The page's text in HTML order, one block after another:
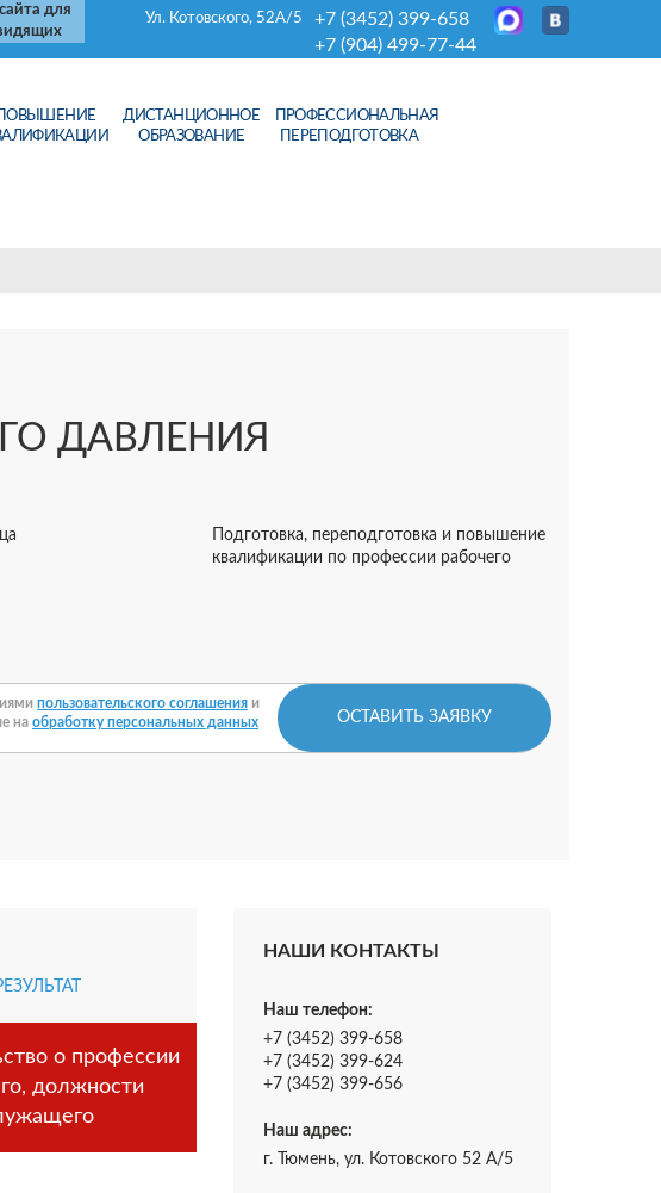
для
+7 (3452) 399-658
+7 (904) 499-77-44
Ул. Котовского, 52А/5
ПОВЫШЕНИЕ
ДИСТАНЦИОННОЕ
ОБРАЗОВАНИЕ
ПРОФЕССИОНАЛЬНАЯ
ПЕРЕПОДГОТОВКА
ДАВЛЕНИЯ
Подготовка, переподготовка и повышение
квалификации по профессии рабочего
пользовательского соглашения и
на обработку персональных данных ОСТАВИТЬ ЗАЯВКУ
о профессии
должности
НАШИ КОНТАКТЫ
Наш телефон:
+7 (3452) 399-658
+7 (3452) 399-624
+7 (3452) 399-656
Наш адрес:
г. Тюмень, ул. Котовского 52 А/5